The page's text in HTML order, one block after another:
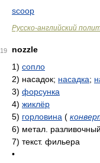
scoop
Русско-английский
19
nozzle
1) сопло
2) насадок; насадка;
3) форсунка
4) жиклёр
5) горловина (
6) метал.
7) текст. фильера
•